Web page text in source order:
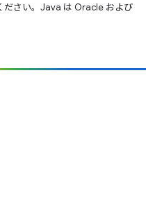
ださい。Java は Oracle および